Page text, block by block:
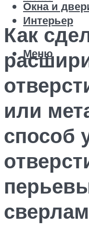
Окна и
Интерьер
Меню
Как
или
способ